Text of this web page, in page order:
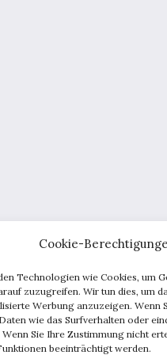
Cookie-
Technologien wie Cookies, um
zuzugreifen. Wir tun dies, um
Werbung anzuzeigen. Wenn
wie das Surfverhalten oder
Sie Ihre Zustimmung nicht
beeinträchtigt werden.